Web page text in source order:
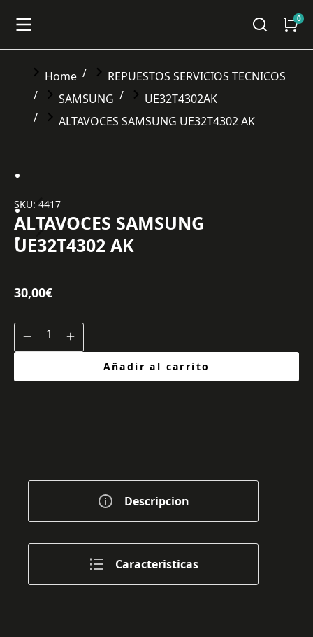
You are here:
Home
REPUESTOS SERVICIOS TECNICOS
SAMSUNG
UE32T4302AK
ALTAVOCES SAMSUNG UE32T4302 AK
SKU: 4417
ALTAVOCES SAMSUNG
UE32T4302 AK
30,00€
Añadir al carrito
Descripcion
Caracteristicas